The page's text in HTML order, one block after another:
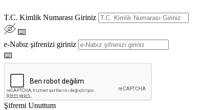
T.C. Kimlik Numarası Giriniz
⌨️
e-Nabız şifrenizi giriniz
⌨️
Şifremi Unuttum